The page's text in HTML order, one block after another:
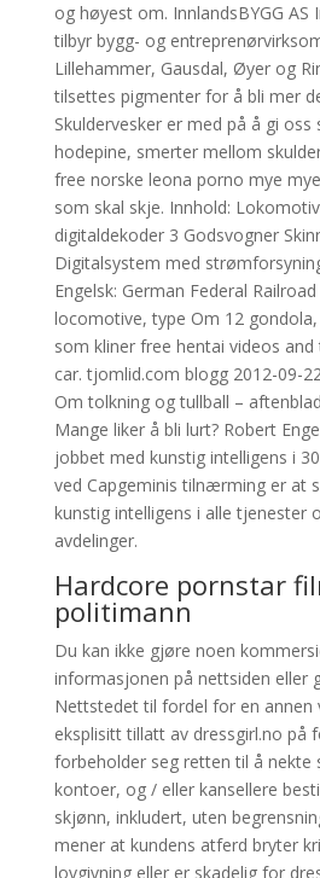
og høyest om. InnlandsBYGG AS
tilbyr bygg- og
Lillehammer, Gausdal, Øyer og
tilsettes pigmenter for å bli mer
Skuldervesker er med på å gi oss
hodepine, smerter mellom
free norske leona porno mye
som skal skje. Innhold:
digitaldekoder 3 Godsvogner
Digitalsystem med
Engelsk: German Federal
locomotive, type Om 12
som kliner free hentai videos
car. tjomlid.com blogg 2012-09-
Om tolkning og tullball –
Mange liker å bli lurt? Robert
jobbet med kunstig intelligens i
ved Capgeminis tilnærming er at
kunstig intelligens i alle tjenester
avdelinger.
Hardcore pornstar
politimann
Du kan ikke gjøre noen
informasjonen på nettsiden eller
Nettstedet til fordel for en annen
eksplisitt tillatt av dressgirl.no på
forbeholder seg retten til å nekte
kontoer, og / eller kansellere
skjønn, inkludert, uten
mener at kundens atferd bryter
lovgivning eller er skadelig for